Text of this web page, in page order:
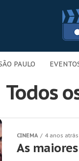
PAULO
Todos
CINEMA 4 anos atrás
As